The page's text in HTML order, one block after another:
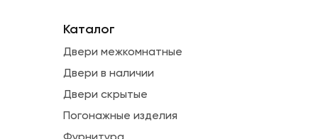
Каталог
Двери межкомнатные
Двери в наличии
Двери скрытые
Погонажные изделия